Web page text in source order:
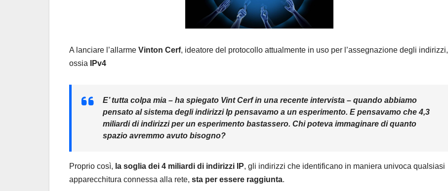
A lanciare l’allarme Vinton Cerf, ideatore del protocollo attualmente in uso per l’assegnazione degli indirizzi,
ossia
IPv4
E’ tutta colpa mia – ha spiegato Vint Cerf in una recente intervista – quando abbiamo
pensato al sistema degli indirizzi Ip pensavamo a un esperimento. E pensavamo che 4,3
miliardi di indirizzi per un esperimento bastassero. Chi poteva immaginare di quanto
spazio avremmo avuto bisogno?
Proprio così, la soglia dei 4 miliardi di indirizzi IP, gli indirizzi che identificano in maniera univoca qualsiasi
apparecchitura connessa alla rete, sta per essere raggiunta.